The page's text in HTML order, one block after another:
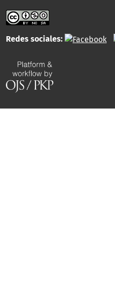
Redes sociales: